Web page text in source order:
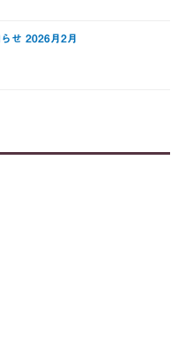
せ 2026月2月